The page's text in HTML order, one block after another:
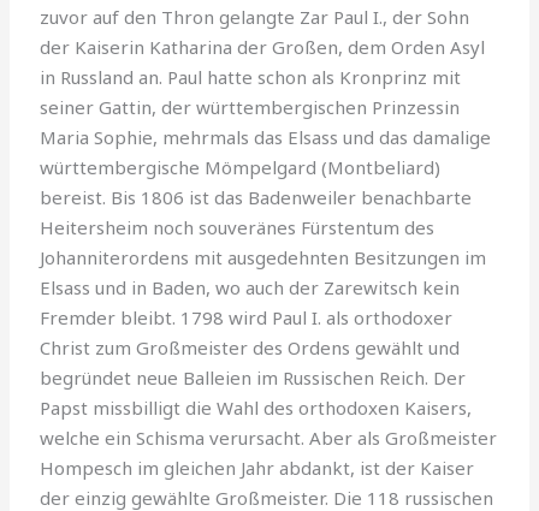
zuvor auf den Thron gelangte Zar Paul I., der Sohn
der Kaiserin Katharina der Großen, dem Orden Asyl
in Russland an. Paul hatte schon als Kronprinz mit
seiner Gattin, der württembergi­schen Prinzessin
Maria Sophie, mehr­mals das Elsass und das damalige
württembergische Mömpelgard (Montbeliard)
bereist. Bis 1806 ist das Badenweiler benachbarte
Heitersheim noch souveränes Fürstentum des
Johanniterordens mit ausgedehnten Besitzungen im
Elsass und in Baden, wo auch der Zarewitsch kein
Fremder bleibt. 1798 wird Paul I. als orthodoxer
Christ zum Großmeister des Ordens ge­wählt und
begründet neue Balleien im Russischen Reich. Der
Papst miss­billigt die Wahl des orthodoxen Kaisers,
welche ein Schisma verursacht. Aber als Großmeister
Hompesch im gleichen Jahr abdankt, ist der Kaiser
der einzig gewählte Großmeister. Die 118 russischen